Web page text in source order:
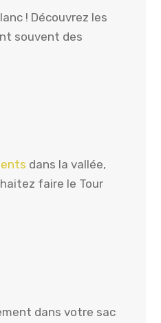
! Découvrez les
souvent des
dans la vallée,
faire le Tour
dans votre sac